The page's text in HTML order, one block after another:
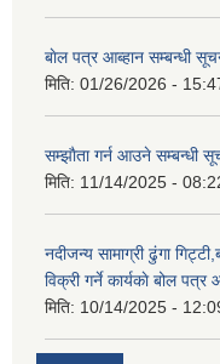
बाेल पत्र आब्हान सम्बन्धी
मिति: 01/26/2026 -
सम्झाैता गर्न आउने सम्बन्धी
मिति: 11/14/2025 -
नदीजन्य सामाग्री ढुंगा
विक्री गर्ने कार्यकाे बोल
मिति: 10/14/2025 -